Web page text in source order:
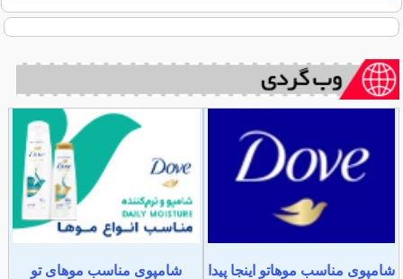
شامپوی مناسب موهاتو اینجا پیدا
شامپوی مناسب موهای تو